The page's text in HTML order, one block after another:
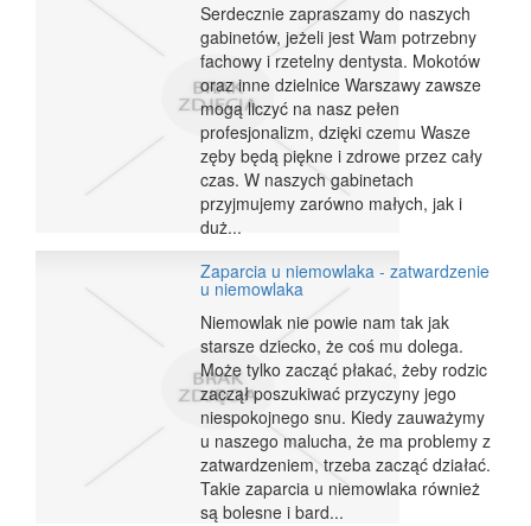
Serdecznie zapraszamy do naszych
gabinetów, jeżeli jest Wam potrzebny
fachowy i rzetelny dentysta. Mokotów
oraz inne dzielnice Warszawy zawsze
mogą liczyć na nasz pełen
profesjonalizm, dzięki czemu Wasze
zęby będą piękne i zdrowe przez cały
czas. W naszych gabinetach
przyjmujemy zarówno małych, jak i
duż...
Zaparcia u niemowlaka - zatwardzenie
u niemowlaka
Niemowlak nie powie nam tak jak
starsze dziecko, że coś mu dolega.
Może tylko zacząć płakać, żeby rodzic
zaczął poszukiwać przyczyny jego
niespokojnego snu. Kiedy zauważymy
u naszego malucha, że ma problemy z
zatwardzeniem, trzeba zacząć działać.
Takie zaparcia u niemowlaka również
są bolesne i bard...